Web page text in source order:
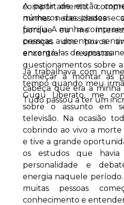
comportamento;
minhas necessidades e
porque eu me
crenças dos povos
encontrar respostas
questionamentos sobre
começar a montar as
cabeça que era a minha
Tudo passou a ter um
A partir de então
números das pessoas
familia. A minha
pessoas aumentou
enxergá-las de uma
Já trabalhava com
tempo quando meu
Gugu Liberato, me
sobre o assunto em
televisão. Na ocasião
cobrindo ao vivo a morte
e tive a grande
os estudos que
personalidade e
energia naquele período.
muitas pessoas
conhecimento e